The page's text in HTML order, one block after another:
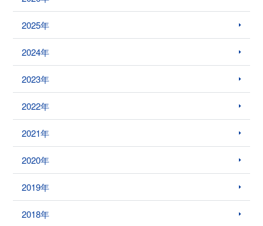
2025年
2024年
2023年
2022年
2021年
2020年
2019年
2018年